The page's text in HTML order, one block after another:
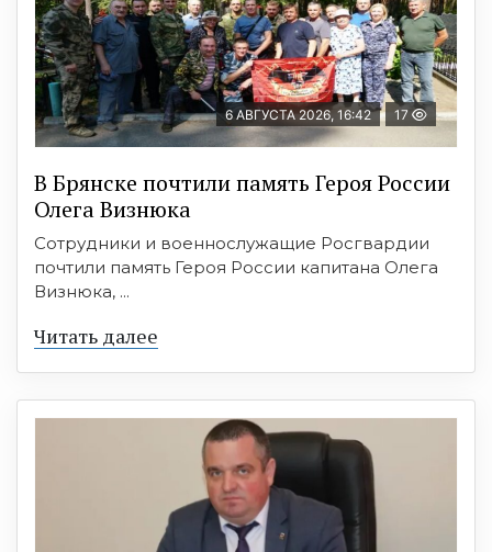
6 АВГУСТА 2026, 16:42 17
В Брянске почтили память Героя России
Олега Визнюка
Сотрудники и военнослужащие Росгвардии
почтили память Героя России капитана Олега
Визнюка, ...
Читать далее